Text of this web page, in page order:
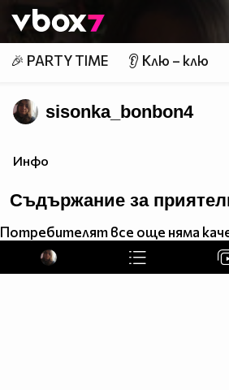
👾
🎉 PARTY TIME 👂 Клю – клю
sisonka_bonbon4
Инфо
Съдържание за
Потребителят все още няма